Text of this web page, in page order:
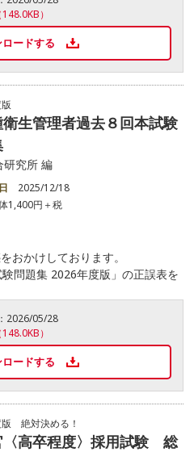
）
ードする
生管理者過去８回本試験
研究所 編
2025/12/18
1,400円＋税
おかけしております。
問題集 2026年度版」の正誤表を
2026/05/28
）
ードする
絶対決める！
〈高卒程度〉採用試験 総